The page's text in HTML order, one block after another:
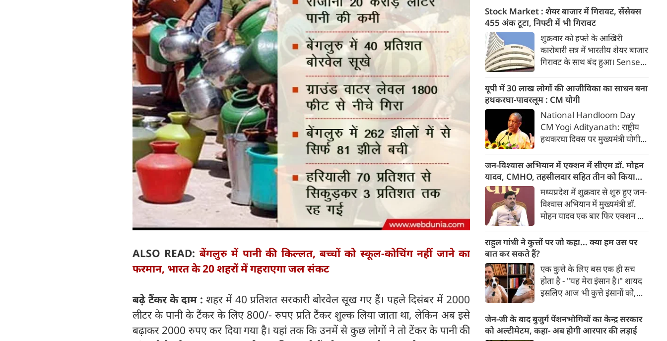
ALSO READ: बेंगलुरु में पानी की किल्‍लत, बच्‍चों को स्कूल-कोचिंग नहीं जाने का
फरमान, भारत के 20 शहरों में गहराएगा जल संकट
बढ़े टैंकर के दाम :शहर में 40 प्रतिशत सरकारी बोरवेल सूख गए हैं। पहले दिसंबर में 2000
लीटर के पानी के टैंकर के लिए 800/- रुपए प्रति टैंकर शुल्क लिया जाता था, लेकिन अब इसे
बढ़ाकर 2000 रुपए कर दिया गया है। यहां तक कि उनमें से कुछ लोगों ने तो टेंकर के पानी की
Stock Market : शेयर बाजार में गिरावट, सेंसेक्स
455 अंक टूटा, निफ्टी में भी गिरावट
शुक्रवार को हफ्ते के आखिरी
कारोबारी सत्र में भारतीय शेयर बाजार
गिरावट के साथ बंद हुआ। Sensex
गिरकर 78,499.17 के स्तर पर बंद
हुआ। वहीं, Nifty 50 में 65.35
अंक यानी 0.27 फीसदी की गिरावट
रही और यह 24,570.65 के स्तर
पर बंद हुआ। शुक्रवार को सेंसेक्स
438.68 अंक यानी 0.56 फीसदी
गिरकर 78,516.08 के स्तर पर
खुला था। वहीं निफ्टी 97.10 अंक
यानी 0.39 फीसदी की गिरावट के
साथ 24,538.90 के स्तर पर खुला।
यूपी में 30 लाख लोगों की आजीविका का साधन बना
हथकरघा-पावरलूम : CM योगी
National Handloom Day
CM Yogi Adityanath: राष्ट्रीय
हथकरघा दिवस पर मुख्यमंत्री योगी
उत्थान के लिए सरकार की प्रतिबद्धता
दोहराई। उन्होंने कहा कि यूपी में
हथकरघा और पावरलूम से करीब 30
लाख लोगों की आजीविका जुड़ी है।
जन-विश्वास अभियान में एक्शन में सीएम डॉ. मोहन
यादव, CMHO, तहसीलदार सहित तीन को किया
सस्पेंड
मध्यप्रदेश में शुक्रवार से शुरु हुए जन-
विश्वास अभियान में मुख्यमंत्री डॉ.
मोहन यादव एक बार फिर एक्शन मोड
एक तरफ यहां 'मुख्यमंत्री जन-
तो दूसरी तरफ प्रशासनिक कड़ाई का
स्पष्ट संदेश दिया। उन्होंने शिकायतों
पर सुनवाई करते-करते छिंदवाड़ा के
सीएमएचओ डॉ. नरेश गु्न्नाड़े,
तहसीलदार और पटवारी को तत्काल
निलंबित कर दिया। इससे पहले सीएम
डॉ. मोहन ने छिंदवाड़ा कलेक्टर
राहुल गांधी ने कुत्तों पर जो कहा... क्या हम उस पर
बात कर सकते हैं?
एक कुत्ते के लिए बस एक ही सच
होता है - "यह मेरा इंसान है।" शायद
इसलिए आज भी कुत्ते इंसानों को,
भू-राजनीति से लेकर कृत्रिम
बुद्धिमत्ता, जलवायु परिवर्तन से लेकर
जेन-जी के बाद बुजुर्ग पेंशनभोगियों का केन्द्र सरकार
को अल्टीमेटम, कहा- अब होगी आरपार की लड़ाई